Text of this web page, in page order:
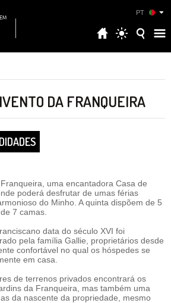
PT
DA FRANQUEIRA
uma encantadora Casa de
poderá desfrutar de umas férias
do Minho. A quinta dispõem de 5
7 camas.
data do século XVI foi
pela família Gallie, proprietários desde
confortável no qual os hóspedes se
em casa.
de terrenos privados encontrará os
da Franqueira, mas também uma
da nascente da propriedade, mesmo